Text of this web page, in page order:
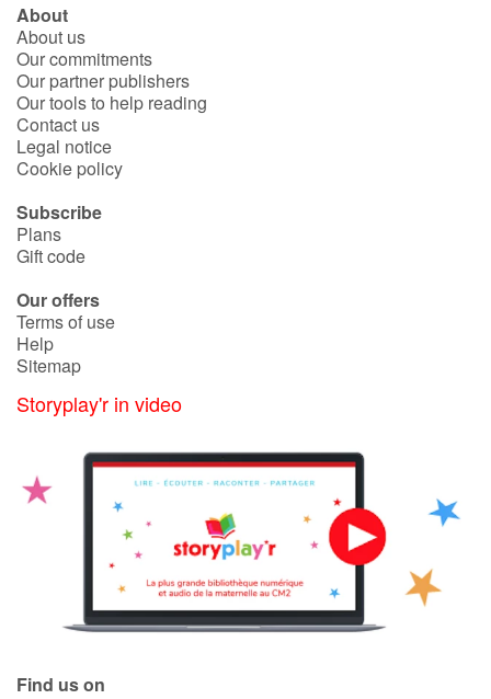
Blog
Learn french with Storyplay'r
French book lists for children
Activities and workshops
Dyslexia and reading disorders
About
About us
Our commitments
Our partner publishers
Our tools to help reading
Contact us
Legal notice
Cookie policy
Subscribe
Plans
Gift code
Our offers
Terms of use
Help
Sitemap
Storyplay'r in video
Find us on